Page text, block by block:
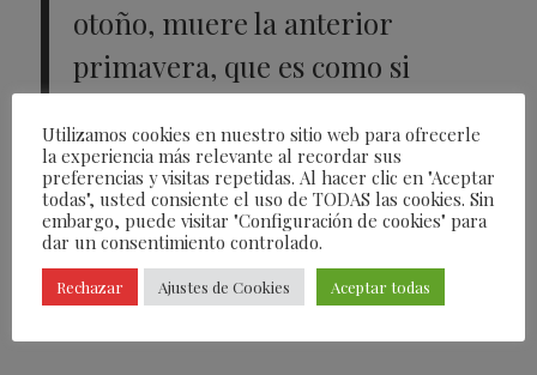
otoño, muere la anterior
primavera, que es como si
Por Bertie Espinosa Grau
@bertieespinosa
Leer más
Utilizamos cookies en nuestro sitio web para ofrecerle
la experiencia más relevante al recordar sus
preferencias y visitas repetidas. Al hacer clic en "Aceptar
todas", usted consiente el uso de TODAS las cookies. Sin
embargo, puede visitar "Configuración de cookies" para
dar un consentimiento controlado.
Rechazar Ajustes de Cookies Aceptar todas